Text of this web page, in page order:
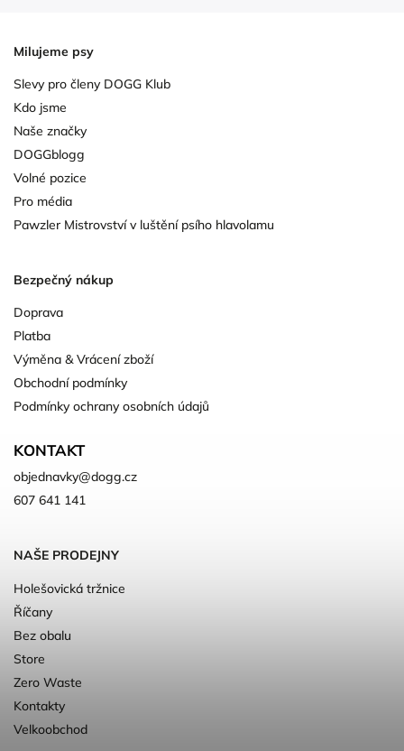
Milujeme psy
Slevy pro členy DOGG Klub
Kdo jsme
Naše značky
DOGGblogg
Volné pozice
Pro média
Pawzler Mistrovství v luštění psího hlavolamu
Bezpečný nákup
Doprava
Platba
Výměna & Vrácení zboží
Obchodní podmínky
Podmínky ochrany osobních údajů
KONTAKT
objednavky@dogg.cz
607 641 141
NAŠE PRODEJNY
Holešovická tržnice
Říčany
Bez obalu
Store
Zero Waste
Kontakty
Velkoobchod